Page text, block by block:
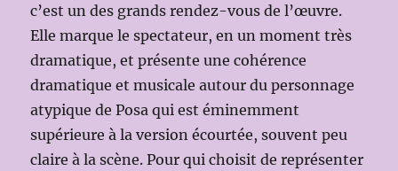
c’est un des grands rendez-vous de l’œuvre.
Elle marque le spectateur, en un moment très
dramatique, et présente une cohérence
dramatique et musicale autour du personnage
atypique de Posa qui est éminemment
supérieure à la version écourtée, souvent peu
claire à la scène. Pour qui choisit de représenter